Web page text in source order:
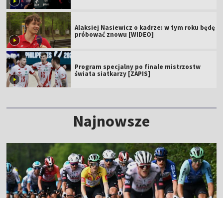
Alaksiej Nasiewicz o kadrze: w tym roku będę
próbować znowu [WIDEO]
Program specjalny po finale mistrzostw
świata siatkarzy [ZAPIS]
Najnowsze